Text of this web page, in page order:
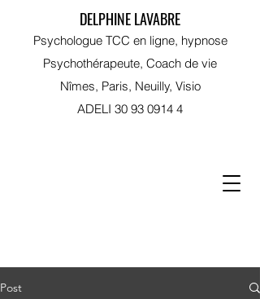
Psychologue TCC en ligne, hypnose
Psychothérapeute, Coach de vie
Nîmes, Paris, Neuilly, Visio
ADELI 30 93 0914 4
DELPHINE LAVABRE
Post